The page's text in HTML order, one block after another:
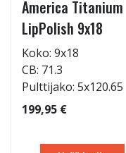
America Titanium
LipPolish 9x18
Koko: 9x18
CB: 71.3
Pulttijako: 5x120.65
199,95 €